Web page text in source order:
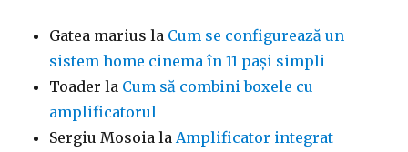
Gatea marius la Cum se configurează un
sistem home cinema în 11 pași simpli
Toader la Cum să combini boxele cu
amplificatorul
Sergiu Mosoia la Amplificator integrat